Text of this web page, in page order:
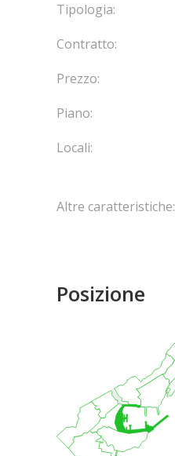
Tipologia:
Contratto:
Prezzo:
Piano:
Locali:
Altre caratteristiche:
Posizione